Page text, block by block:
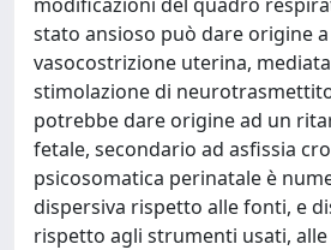
stato ansioso può dare origine
vasocostrizione uterina,
stimolazione di
potrebbe dare origine ad un
fetale, secondario ad asfissia
psicosomatica perinatale è
dispersiva rispetto alle fonti, e
rispetto agli strumenti usati,